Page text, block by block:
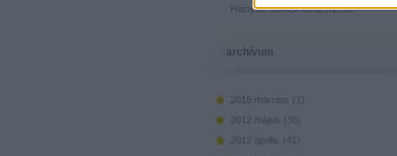
Hiányzó elemek beszerzése
archívum
2015 március (
)
2012 május ( 36 )
2012 április ( 41
)